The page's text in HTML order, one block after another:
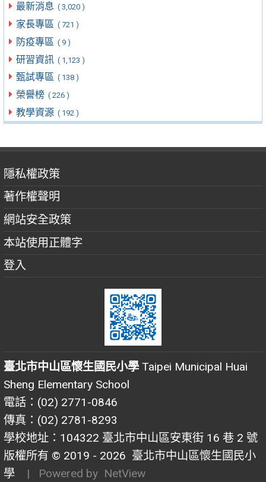
最新消息 ( 3,020 )
家長專區 ( 721 )
防疫專區 ( 9 )
研習資訊 ( 1,123 )
甄試專區 ( 138 )
榮譽榜 ( 226 )
教學資源 ( 192 )
隱私權政策
著作權聲明
網站安全政策
本站使用正體字
登入
臺北市中山區懷生國民小學 Taipei Municipal Huai
Sheng Elementary School
電話：(02) 2771-0846
傳真：(02) 2781-8293
學校地址：104322 臺北市中山區安東街 16 巷 2 號
版權所有 © 2019 - 2026 臺北市中山區懷生國民小
學
| Powered by NetView